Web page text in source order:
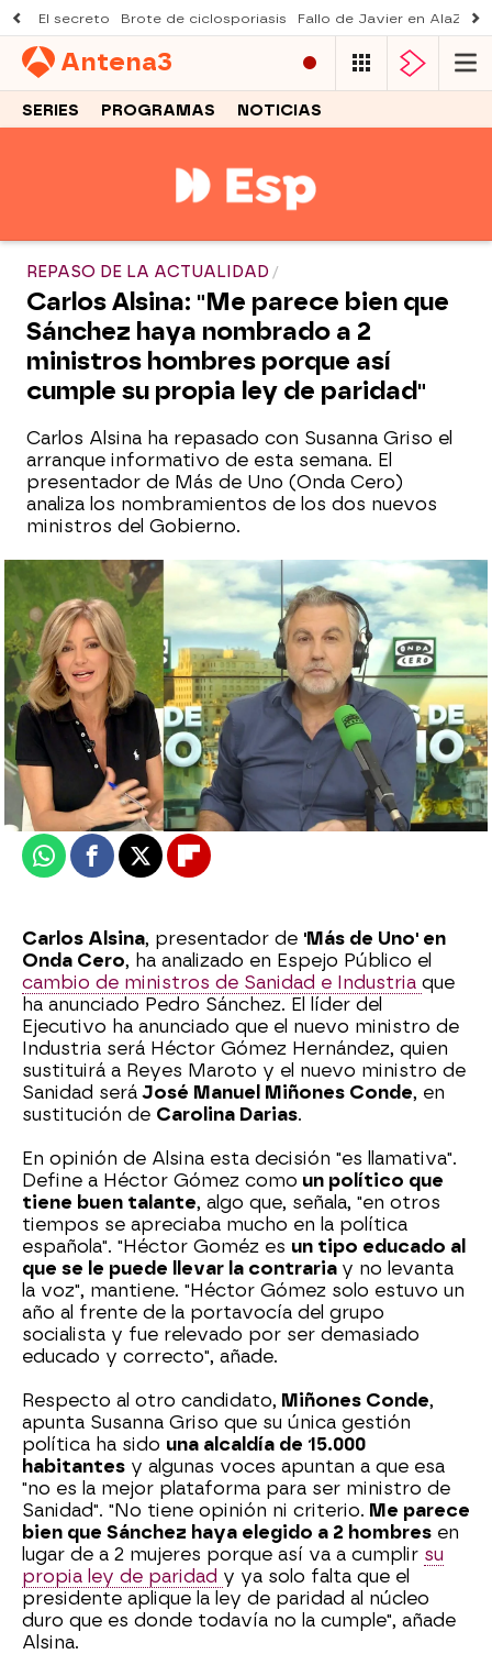
El secreto Brote de ciclosporiasis Fallo de Javier en AlaZ
Antena3
SERIES PROGRAMAS NOTICIAS
REPASO DE LA ACTUALIDAD
Carlos Alsina: "Me parece bien que
Sánchez haya nombrado a 2
ministros hombres porque así
cumple su propia ley de paridad"
Carlos Alsina ha repasado con Susanna Griso el
arranque informativo de esta semana. El
presentador de Más de Uno (Onda Cero)
analiza los nombramientos de los dos nuevos
ministros del Gobierno.
Laura Simón
Actualizado:27 de marzo de 2023, 12:11
Publicado:27 de marzo de 2023, 12:09
WhatsappFacebook
X Flipboard
Carlos Alsina, presentador de 'Más de Uno' en
Onda Cero, ha analizado en Espejo Público el
cambio de ministros de Sanidad e Industria que
ha anunciado Pedro Sánchez. El líder del
Ejecutivo ha anunciado que el nuevo ministro de
Industria será Héctor Gómez Hernández, quien
sustituirá a Reyes Maroto y el nuevo ministro de
Sanidad será José Manuel Miñones Conde, en
sustitución de Carolina Darias.
En opinión de Alsina esta decisión "es llamativa".
Define a Héctor Gómez como un político que
tiene buen talante, algo que, señala, "en otros
tiempos se apreciaba mucho en la política
española". "Héctor Goméz es un tipo educado al
que se le puede llevar la contraria y no levanta
la voz", mantiene. "Héctor Gómez solo estuvo un
año al frente de la portavocía del grupo
socialista y fue relevado por ser demasiado
educado y correcto", añade.
Respecto al otro candidato, Miñones Conde,
apunta Susanna Griso que su única gestión
política ha sido una alcaldía de 15.000
habitantes y algunas voces apuntan a que esa
"no es la mejor plataforma para ser ministro de
Sanidad". "No tiene opinión ni criterio. Me parece
bien que Sánchez haya elegido a 2 hombres en
lugar de a 2 mujeres porque así va a cumplir su
propia ley de paridad y ya solo falta que el
presidente aplique la ley de paridad al núcleo
duro que es donde todavía no la cumple", añade
Alsina.